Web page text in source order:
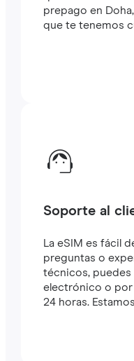
prepago en
que te tenemos
Soporte al
La eSIM es fácil
preguntas o
técnicos,
electrónico o
24 horas.